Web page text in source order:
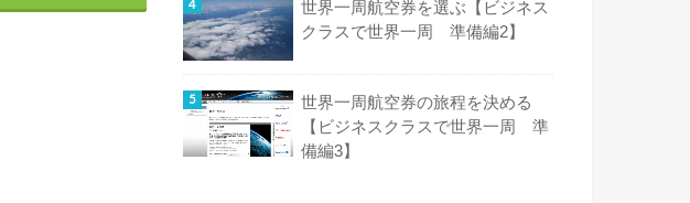
世界一周航空券を選ぶ【ビジネス
クラスで世界一周 準備編2】
世界一周航空券の旅程を決める
【ビジネスクラスで世界一周 準
備編3】